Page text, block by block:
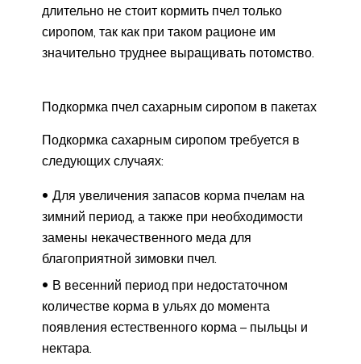
длительно не стоит кормить пчел только
сиропом, так как при таком рационе им
значительно труднее выращивать потомство.
Подкормка пчел сахарным сиропом в пакетах
Подкормка сахарным сиропом требуется в
следующих случаях:
Для увеличения запасов корма пчелам на
зимний период, а также при необходимости
замены некачественного меда для
благоприятной зимовки пчел.
В весенний период при недостаточном
количестве корма в ульях до момента
появления естественного корма – пыльцы и
нектара.